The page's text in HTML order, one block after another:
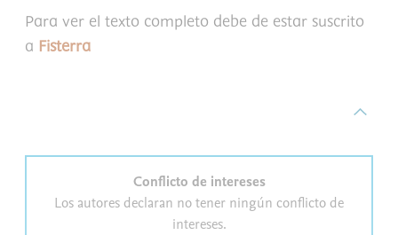
Para ver el texto completo debe de estar suscrito
a Fisterra
Conflicto de intereses
Los autores declaran no tener ningún conflicto de
intereses.